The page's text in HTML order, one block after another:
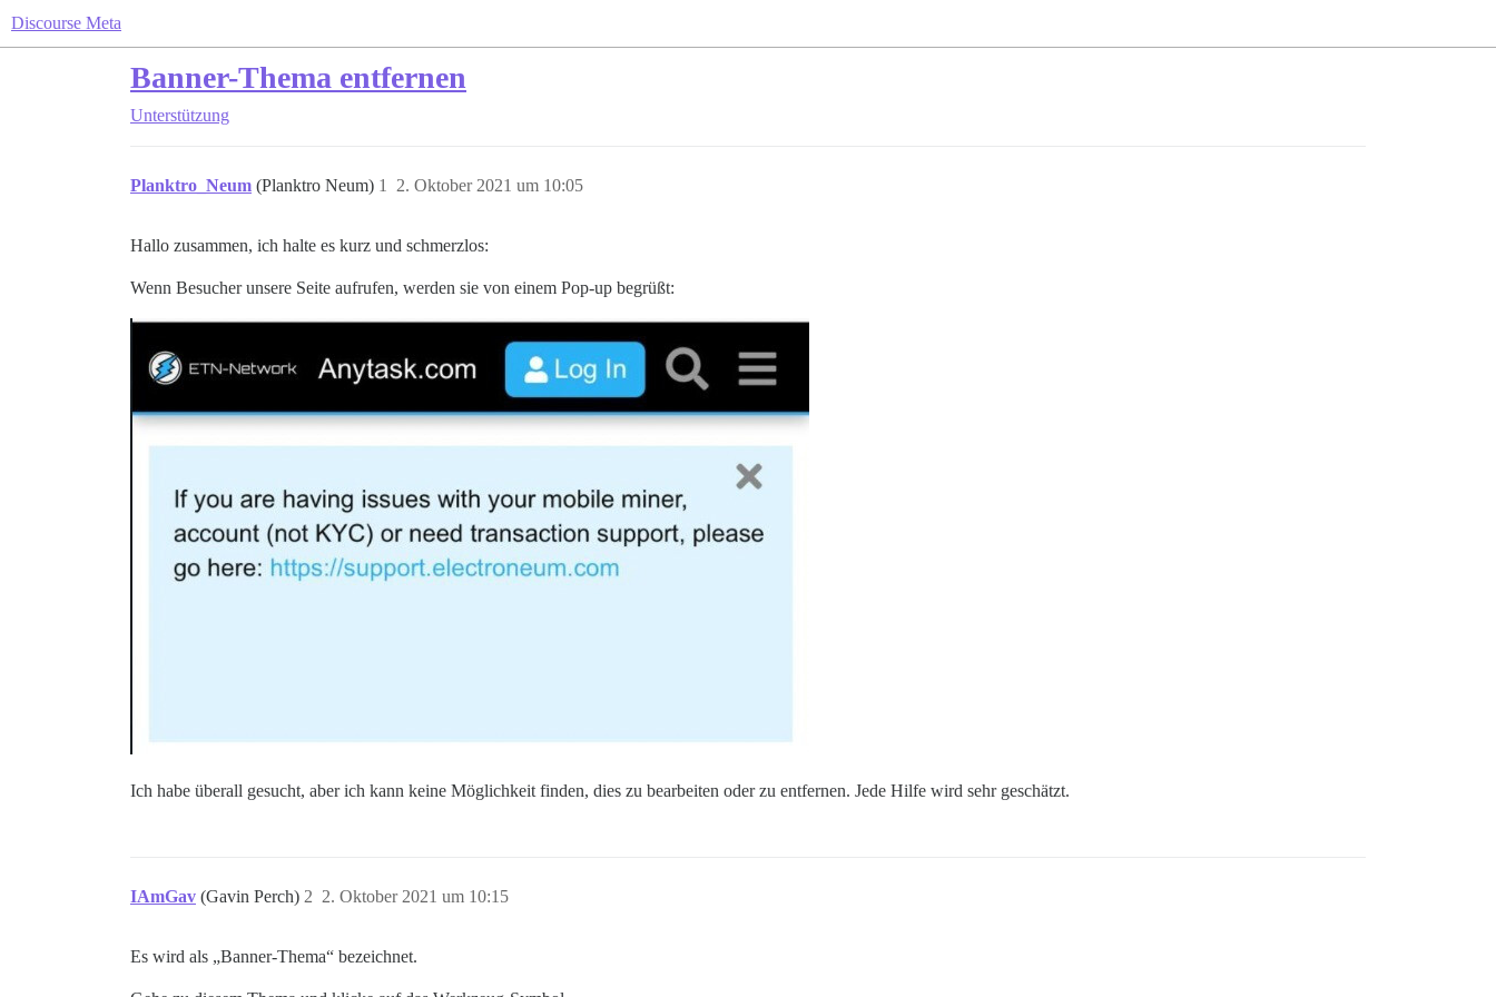
Discourse Meta
Banner-Thema entfernen
Unterstützung
Planktro_Neum (Planktro Neum) 2. Oktober 2021 um 10:05
1
Hallo zusammen, ich halte es kurz und schmerzlos:
Wenn Besucher unsere Seite aufrufen, werden sie von einem Pop-up begrüßt:
Ich habe überall gesucht, aber ich kann keine Möglichkeit finden, dies zu bearbeiten oder zu entfernen. Jede Hilfe wird sehr geschätzt.
IAmGav (Gavin Perch) 2. Oktober 2021 um 10:15
2
Es wird als „Banner-Thema“ bezeichnet.